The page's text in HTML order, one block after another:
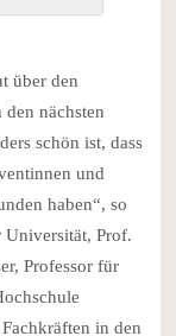
über den
nächsten
schön ist, dass
und
haben“, so
Universität, Prof.
Professor für
in den